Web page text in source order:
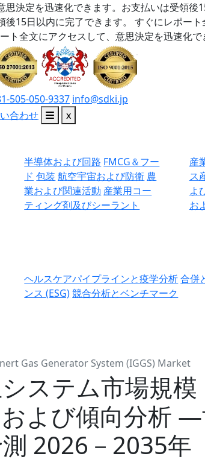
決定を迅速化できます。お支払いは受領後
15日以内に完了できます。
すぐにレポー
ト全文にアクセスして、意思決定を迅速化
505-050-9337 info@sdki.jp
合わせ
x
半導体および回路 FMCG＆フー
ド 包装 航空宇宙および防衛 農
業および関連活動 産業用コー
ティング剤及びシーラント
産
ス
よ
お
ヘルスケアパイプラインと疫学分析合併
ンス (ESG)競合分析とベンチマーク
Gas Generator System (IGGS) Market
ステム市場規模
よび傾向分析
2026－2035年